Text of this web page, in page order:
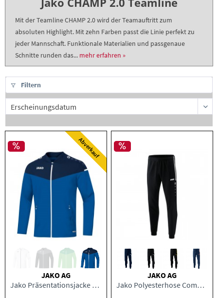
Mit der Teamline CHAMP 2.0 wird der Teamauftritt zum
absoluten Highlight. Mit zehn Farben passt die Linie perfekt zu
jeder Mannschaft. Funktionale Materialien und passgenaue
Schnitte runden das... mehr erfahren »
Filtern
Abverkauf
JAKO AG
Jako Präsentationsjacke Champ 2.0 Damen
JAKO AG
Jako Polyesterhose Competition 2.0 Kinder